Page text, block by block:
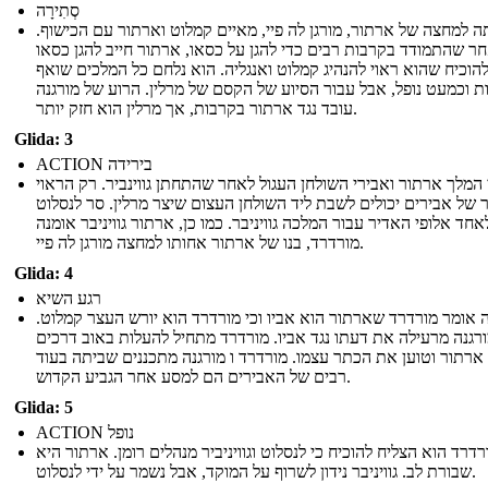
סְתִירָה
למחצה של ארתור, מורגן לה פיי, מאיים קמלוט וארתור עם הכישוף.
שהתמודד בקרבות רבים כדי להגן על כסאו, ארתור חייב להגן כסאו
שהוא ראוי להנהיג קמלוט ואנגליה. הוא נלחם כל המלכים שואף
וכמעט נופל, אבל עבור הסיוע של הקסם של מרלין. הרוע של מורגנה
עובד נגד ארתור בקרבות, אך מרלין הוא חזק יותר.
Glida: 3
ACTION בירידה
המלך ארתור ואבירי השולחן העגול לאחר שהתחתן גווינביר. רק הראוי
של אבירים יכולים לשבת ליד השולחן העצום שיצר מרלין. סר לנסלוט
אלופי האדיר עבור המלכה גוויניבר. כמו כן, ארתור גוויניבר אומנה
מורדרד, בנו של ארתור אחותו למחצה מורגן לה פיי.
Glida: 4
רגע השיא
אומר מורדרד שארתור הוא אביו וכי מורדרד הוא יורש העצר קמלוט.
מרעילה את דעתו נגד אביו. מורדרד מתחיל להעלות באוב דרכים
ארתור וטוען את הכתר עצמו. מורדרד ו מורגנה מתכננים שביתה בעוד
רבים של האבירים הם למסע אחר הגביע הקדוש.
Glida: 5
ACTION נופל
הוא הצליח להוכיח כי לנסלוט וגוויניביר מנהלים רומן. ארתור היא
שבורת לב. גוויניבר נידון לשרוף על המוקד, אבל נשמר על ידי לנסלוט.